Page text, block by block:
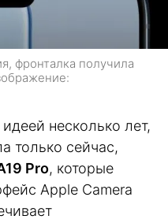
фронталка получила
несколько лет,
только сейчас,
Pro, которые
Apple Camera